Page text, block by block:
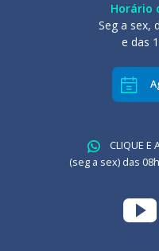
Horário
Seg a sex,
e das
CLIQUE E
(seg a sex) das